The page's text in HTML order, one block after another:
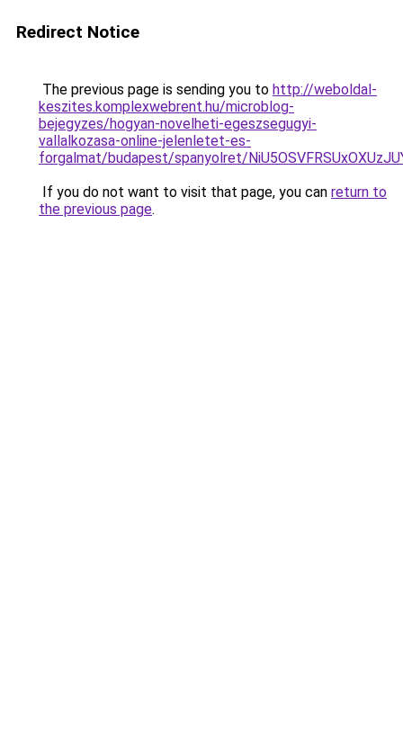
Redirect Notice
The previous page is sending you to http://weboldal-
keszites.komplexwebrent.hu/microblog-
bejegyzes/hogyan-novelheti-egeszsegugyi-
vallalkozasa-online-jelenletet-es-
forgalmat/budapest/spanyolret/
If you do not want to visit that page, you can return to
the previous page.